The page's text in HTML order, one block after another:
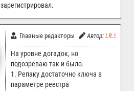
зарегистрировал.
Главные редакторы Автор: LR.Support
На уровне догадок, но
подозреваю так и было.
1. Репаку достаточно ключа в
параметре реестра